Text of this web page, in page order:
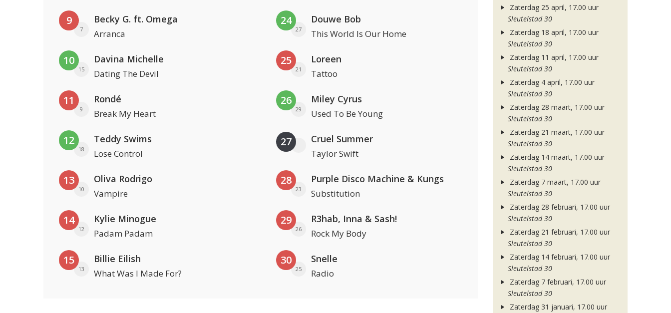
9
7
Becky G. ft. Omega
Arranca
10
15
Davina Michelle
Dating The Devil
11
9
Rondé
Break My Heart
12
18
Teddy Swims
Lose Control
13
10
Oliva Rodrigo
Vampire
14
12
Kylie Minogue
Padam Padam
15
13
Billie Eilish
What Was I Made For?
24
27
Douwe Bob
This World Is Our Home
25
21
Loreen
Tattoo
26
29
Miley Cyrus
Used To Be Young
27 Cruel Summer
Taylor Swift
28
23
Purple Disco Machine & Kungs
Substitution
29
26
R3hab, Inna & Sash!
Rock My Body
30
25
Snelle
Radio
Zaterdag 25 april, 17.00 uur
Sleutelstad 30
Zaterdag 18 april, 17.00 uur
Sleutelstad 30
Zaterdag 11 april, 17.00 uur
Sleutelstad 30
Zaterdag 4 april, 17.00 uur
Sleutelstad 30
Zaterdag 28 maart, 17.00 uur
Sleutelstad 30
Zaterdag 21 maart, 17.00 uur
Sleutelstad 30
Zaterdag 14 maart, 17.00 uur
Sleutelstad 30
Zaterdag 7 maart, 17.00 uur
Sleutelstad 30
Zaterdag 28 februari, 17.00 uur
Sleutelstad 30
Zaterdag 21 februari, 17.00 uur
Sleutelstad 30
Zaterdag 14 februari, 17.00 uur
Sleutelstad 30
Zaterdag 7 februari, 17.00 uur
Sleutelstad 30
Zaterdag 31 januari, 17.00 uur